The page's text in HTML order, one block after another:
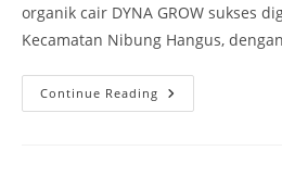
organik cair DYNA GROW sukses
Kecamatan Nibung Hangus,
Continue Reading